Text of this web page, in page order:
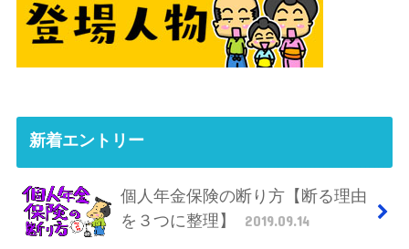
新着エントリー
個人年金保険の断り方【断る理由
を３つに整理】
2019.09.14